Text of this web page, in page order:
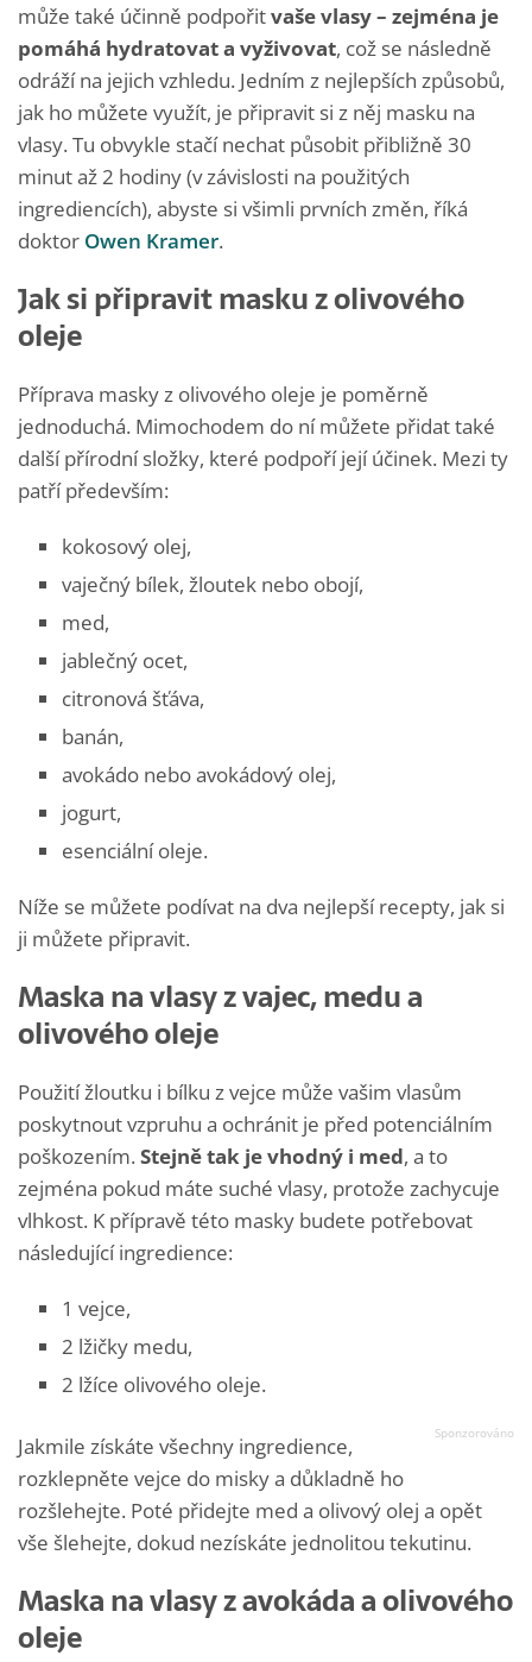
může také účinně podpořitvaše vlasy – zejména je
pomáhá hydratovat a vyživovat, což se následně
odráží na jejich vzhledu. Jedním z nejlepších způsobů,
jak ho můžete využít, je připravit si z něj masku na
vlasy. Tu obvykle stačí nechat působit přibližně 30
minut až 2 hodiny (v závislosti na použitých
ingrediencích), abyste si všimli prvních změn, říká
doktor Owen Kramer.
Jak si připravit masku z olivového
oleje
Příprava masky z olivového oleje je poměrně
jednoduchá. Mimochodem do ní můžete přidat také
další přírodní složky, které podpoří její účinek. Mezi ty
patří především:
kokosový olej,
vaječný bílek, žloutek nebo obojí,
med,
jablečný ocet,
citronová šťáva,
banán,
avokádo nebo avokádový olej,
jogurt,
esenciální oleje.
Níže se můžete podívat na dva nejlepší recepty, jak si
ji můžete připravit.
Maska na vlasy z vajec, medu a
olivového oleje
Použití žloutku i bílku z vejce může vašim vlasům
poskytnout vzpruhu a ochránit je před potenciálním
poškozením. Stejně tak je vhodný i med, a to
zejména pokud máte suché vlasy, protože zachycuje
vlhkost. K přípravě této masky budete potřebovat
následující ingredience:
1 vejce,
2 lžičky medu,
2 lžíce olivového oleje.
Jakmile získáte všechny ingredience,
rozklepněte vejce do misky a důkladně ho
rozšlehejte. Poté přidejte med a olivový olej a opět
vše šlehejte, dokud nezískáte jednolitou tekutinu.
Maska na vlasy z avokáda a olivového
oleje